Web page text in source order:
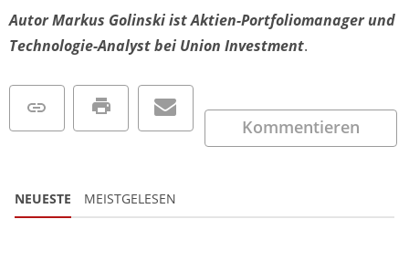
Autor Markus Golinski ist Aktien-Portfoliomanager und
Technologie-Analyst bei Union Investment.
Kommentieren
NEUESTE MEISTGELESEN